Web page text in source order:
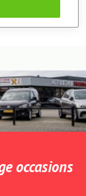
occasions